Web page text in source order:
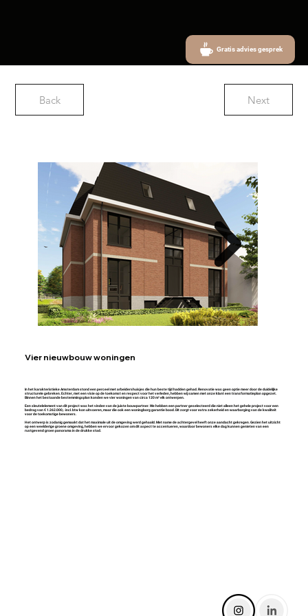
Gratis advies gesprek
Back Next
Vier nieuwbouw woningen
In het karakteristieke Amsterdam stond een perceel met arbeidershuisjes die hun beste tijd hadden gehad. Renovatie was geen optie meer door de duidelijke
structurele gebreken. Echter, met een visie op de toekomst en respect voor het verleden, hebben wij samen met onze klant een transformatieplan opgezet.
Binnen het bestaande bestemmingsplan konden we vier woningen van circa 120 m² elk ontwerpen.
Een sleutelelement van dit project was het vinden van de juiste bouwpartner. We hebben een partner geselecteerd die niet alleen het gehele project voor een
bedrag van € 1.262.000,- incl. btw kon uitvoeren, maar die ook een woningborg garantie bood. Dit zorgt voor extra zekerheid en waarborging van de kwaliteit
voor de toekomstige bewoners.
Het ontwerp is zodanig gemaakt dat het maximale uit de omgeving werd gehaald. Met name de achtergevel heeft onze aandacht gekregen. Gezien het uitzicht
op een weelderige groene omgeving, hebben we ervoor gekozen om dit aspect te accentueren, waardoor bewoners elke dag kunnen genieten van een
rustgevend groen panorama in de drukke stad.